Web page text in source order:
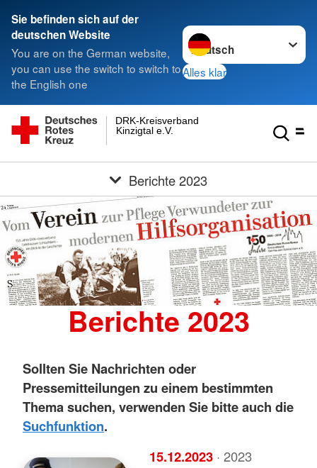
Sie befinden sich auf der
deutschen Website
You are on the German website,
you can use the switch to switch to
the English one
Sprache wechseln zu
Alles klar
Kinzigtal e.V.
DRK-Kreisverband
Berichte 2023
Berichte 2023
Sollten Sie Nachrichten oder
Pressemitteilungen zu einem bestimmten
Thema suchen, verwenden Sie bitte auch die
Suchfunktion.
15.12.2023 · 2023